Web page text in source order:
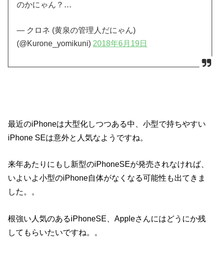
のかにゃん？…
— クロネ (黄泉の管理人だにゃん)
(@Kurone_yomikuni) 2018年6月19日
最近のiPhoneは大型化しつつある中、小型で持ちやすい
iPhone SEは意外と人気なようですね。
来年あたりにもし新型のiPhoneSEが発売されなければ、
いよいよ小型のiPhone自体がなくなる可能性も出てきま
した。。
根強い人気のあるiPhoneSE、Appleさんにはどうにか残
してもらいたいですね。。